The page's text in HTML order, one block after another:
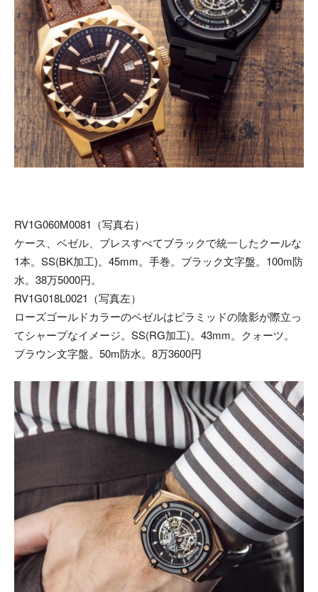
RV1G060M0081（写真右）
ケース、ベゼル、ブレスすべてブラックで統一したクールな
1本。SS(BK加工)。45mm。手巻。ブラック文字盤。100m防
水。38万5000円。
RV1G018L0021（写真左）
ローズゴールドカラーのベゼルはピラミッドの陰影が際立っ
てシャープなイメージ。SS(RG加工)。43mm。クォーツ。
ブラウン文字盤。50m防水。8万3600円